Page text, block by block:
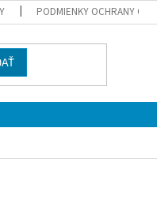
PODMIENKY OCHRANY